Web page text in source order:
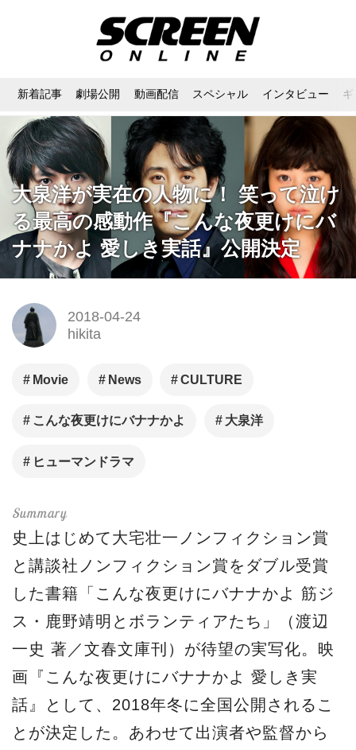
新着記事 劇場公開 動画配信 スペシャル インタビュー
大泉洋が実在の人物に！ 笑って泣け
る最高の感動作『こんな夜更けにバ
ナナかよ 愛しき実話』公開決定
2018-04-24
hikita
Movie News CULTURE
こんな夜更けにバナナかよ 大泉洋
ヒューマンドラマ
史上はじめて大宅壮一ノンフィクション賞
と講談社ノンフィクション賞をダブル受賞
した書籍「こんな夜更けにバナナかよ 筋ジ
ス・鹿野靖明とボランティアたち」（渡辺
一史 著／文春文庫刊）が待望の実写化。映
画『こんな夜更けにバナナかよ 愛しき実
話』として、2018年冬に全国公開されるこ
とが決定した。あわせて出演者や監督から